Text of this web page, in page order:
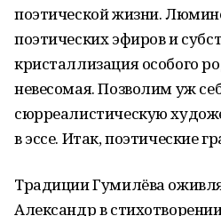
поэтической жизни.
поэтических эфиров и
кристаллизация особого
невесомая. Позволим уж
сюрреалистическую
в эссе. Итак, поэтические
Традиции Гумилёва
Александр в